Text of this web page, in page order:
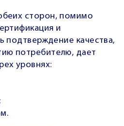
сторон, помимо
и
подтверждение качества,
потребителю, дает
уровнях: